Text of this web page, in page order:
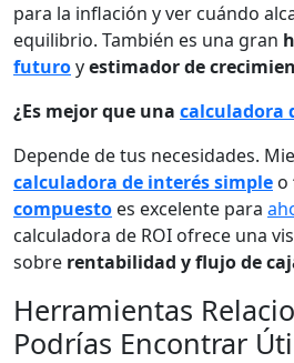
para la inflación y ver cuándo
equilibrio. También es una gran
futuroyestimador de
¿Es mejor que una calculadora
Depende de tus necesidades.
calculadora de interés simple o
compuesto es excelente para
calculadora de ROI ofrece una
sobre rentabilidad y flujo de
Herramientas
Podrías Encontrar